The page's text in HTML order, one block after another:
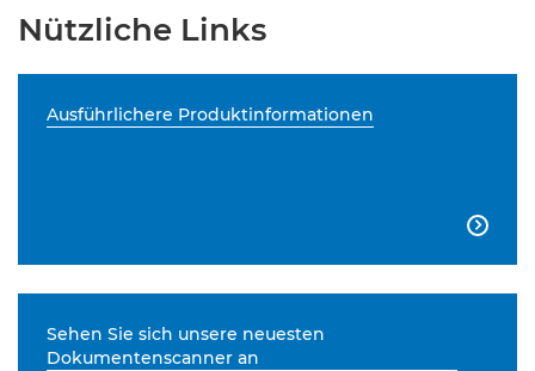
Nützliche Links
Ausführlichere Produktinformationen

Sehen Sie sich unsere neuesten
Dokumentenscanner an